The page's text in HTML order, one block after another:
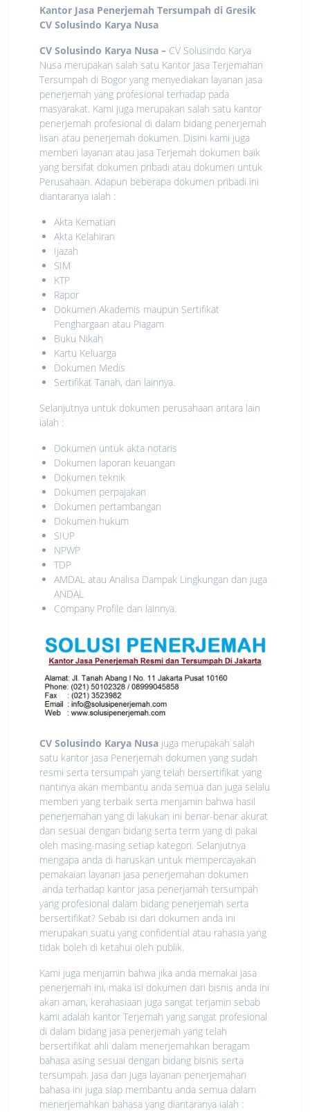
Kantor Jasa Penerjemah Tersumpah di Gresik
CV Solusindo Karya Nusa
CV Solusindo Karya Nusa – CV Solusindo Karya
Nusa merupakan salah satu Kantor Jasa Terjemahan
Tersumpah di Bogor yang menyediakan layanan jasa
penerjemah yang profesional terhadap pada
masyarakat. Kami juga merupakan salah satu kantor
penerjemah profesional di dalam bidang penerjemah
lisan atau penerjemah dokumen. Disini kami juga
memberi layanan atau jasa Terjemah dokumen baik
yang bersifat dokumen pribadi atau dokumen untuk
Perusahaan. Adapun beberapa dokumen pribadi ini
diantaranya ialah :
Akta Kematian
Akta Kelahiran
Ijazah
SIM
KTP
Rapor
Dokumen Akademis maupun Sertifikat
Penghargaan atau Piagam
Buku Nikah
Kartu Keluarga
Dokumen Medis
Sertifikat Tanah, dan lainnya.
Selanjutnya untuk dokumen perusahaan antara lain
ialah :
Dokumen untuk akta notaris
Dokumen laporan keuangan
Dokumen teknik
Dokumen perpajakan
Dokumen pertambangan
Dokumen hukum
SIUP
NPWP
TDP
AMDAL atau Analisa Dampak Lingkungan dan juga
ANDAL
Company Profile dan lainnya.
CV Solusindo Karya Nusa juga merupakah salah
satu kantor jasa Penerjemah dokumen yang sudah
resmi serta tersumpah yang telah bersertifikat yang
nantinya akan membantu anda semua dan juga selalu
memberi yang terbaik serta menjamin bahwa hasil
penerjemahan yang di lakukan ini benar-benar akurat
dan sesuai dengan bidang serta term yang di pakai
oleh masing-masing setiap kategori. Selanjutnya
mengapa anda di haruskan untuk mempercayakan
pemakaian layanan jasa penerjemahan dokumen
anda terhadap kantor jasa penerjamah tersumpah
yang profesional dalam bidang penerjemah serta
bersertifikat? Sebab isi dari dokumen anda ini
merupakan suatu yang confidential atau rahasia yang
tidak boleh di ketahui oleh publik.
Kami juga menjamin bahwa jika anda memakai jasa
penerjemah ini, maka isi dokumen dari bisnis anda ini
akan aman, kerahasiaan juga sangat terjamin sebab
kami adalah kantor Terjemah yang sangat profesional
di dalam bidang jasa penerjemah yang telah
bersertifikat ahli dalam menerjemahkan beragam
bahasa asing sesuai dengan bidang bisnis serta
tersumpah. Jasa dan juga layanan penerjemahan
bahasa ini juga siap membantu anda semua dalam
menerjemahkan bahasa yang diantaranya ialah :